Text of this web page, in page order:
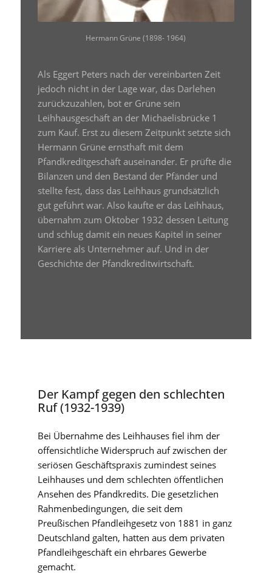
Hermann Grüne (1898- 1964)
Als Eggert Peters nach der vereinbarten Zeit
jedoch nicht in der Lage war, das Darlehen
zurückzuzahlen, bot er Grüne sein
Leihhausgeschäft an der Michaelisbrücke 1
zum Kauf. Erst zu diesem Zeitpunkt setzte sich
Hermann Grüne ernsthaft mit dem
Pfandkreditgeschäft auseinander. Er prüfte die
Bilanzen und den Bestand der Pfänder und
stellte fest, dass das Leihhaus grundsätzlich
gut geführt war. Also kaufte er das Leihhaus,
übernahm zum Oktober 1932 dessen Leitung
und schlug damit ein neues Kapitel in seiner
Karriere als Unternehmer auf. Und in der
Geschichte der Pfandkreditwirtschaft.
Der Kampf gegen den schlechten
Ruf (1932-1939)
Bei Übernahme des Leihhauses fiel ihm der
offensichtliche Widerspruch auf zwischen der
seriösen Geschäftspraxis zumindest seines
Leihhauses und dem schlechten öffentlichen
Ansehen des Pfandkredits. Die gesetzlichen
Rahmenbedingungen, die seit dem
Preußischen Pfandleihgesetz von 1881 in ganz
Deutschland galten, hatten aus dem privaten
Pfandleihgeschäft ein ehrbares Gewerbe
gemacht.